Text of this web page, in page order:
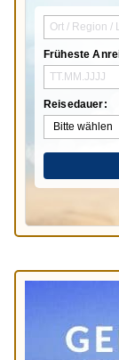
Früheste
Reisedauer: